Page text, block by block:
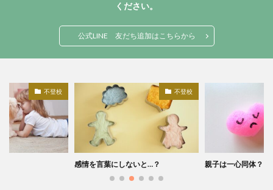
ください。
公式LINE 友だち追加はこちらから
不登校 不登校
感情を言葉にしないと…？ 親子は一心同体？！